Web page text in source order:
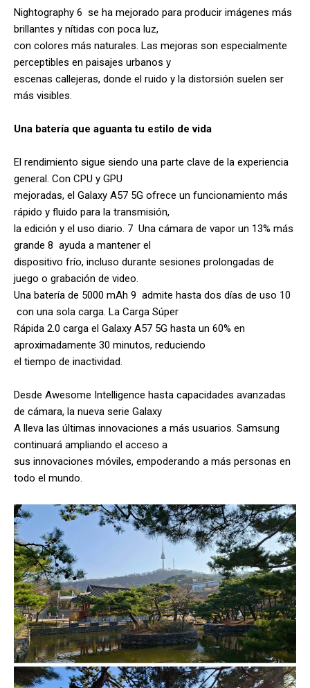
Nightography 6 se ha mejorado para producir imágenes más
brillantes y nítidas con poca luz,
con colores más naturales. Las mejoras son especialmente
perceptibles en paisajes urbanos y
escenas callejeras, donde el ruido y la distorsión suelen ser
más visibles.
Una batería que aguanta tu estilo de vida
El rendimiento sigue siendo una parte clave de la experiencia
general. Con CPU y GPU
mejoradas, el Galaxy A57 5G ofrece un funcionamiento más
rápido y fluido para la transmisión,
la edición y el uso diario. 7 Una cámara de vapor un 13% más
grande 8 ayuda a mantener el
dispositivo frío, incluso durante sesiones prolongadas de
juego o grabación de video.
Una batería de 5000 mAh 9 admite hasta dos días de uso 10
con una sola carga. La Carga Súper
Rápida 2.0 carga el Galaxy A57 5G hasta un 60% en
aproximadamente 30 minutos, reduciendo
el tiempo de inactividad.
Desde Awesome Intelligence hasta capacidades avanzadas
de cámara, la nueva serie Galaxy
A lleva las últimas innovaciones a más usuarios. Samsung
continuará ampliando el acceso a
sus innovaciones móviles, empoderando a más personas en
todo el mundo.